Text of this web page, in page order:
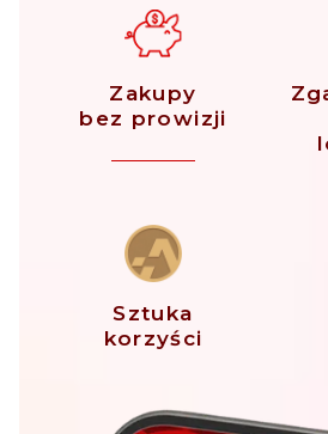
Zakupy
bez prowizji
Sztuka
korzyści